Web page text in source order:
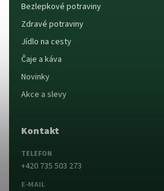
Bezlepkové potraviny
Zdravé potraviny
Jídlo na cesty
Čaje a káva
Novinky
Akce a slevy
Kontakt
TELEFON
+420 735 503 273
E-MAIL